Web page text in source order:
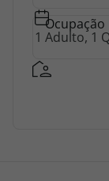
Ocupação